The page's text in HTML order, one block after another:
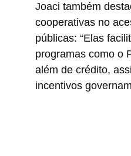
Joaci também
cooperativas no
públicas: “Elas
programas como o
além de crédito,
incentivos